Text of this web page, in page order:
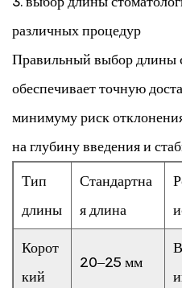
различных процедур
Правильный выбор длины
обеспечивает точную
минимуму риск
на глубину введения и
Тип
длины
Стандартна
я длина
Корот
кий
20–25 мм